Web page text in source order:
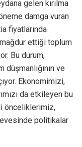
gelen kırılma
damga vuran
fiyatlarında
mağdur ettiği toplum
Bu durum,
düşmanlığının ve
Ekonomimizi,
da etkileyen bu
önceliklerimiz,
politikalar